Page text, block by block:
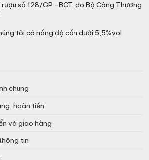
số 128/GP -BCT do Bộ Công Thương
tôi có nồng độ cồn dưới 5,5%vol
chung
hoàn tiền
và giao hàng
tin